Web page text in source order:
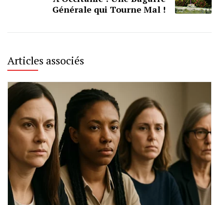
Générale qui Tourne Mal !
Articles associés